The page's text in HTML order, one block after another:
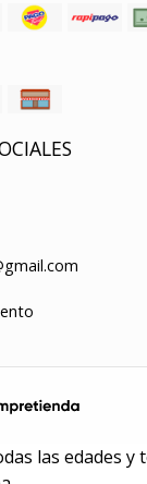
las edades y